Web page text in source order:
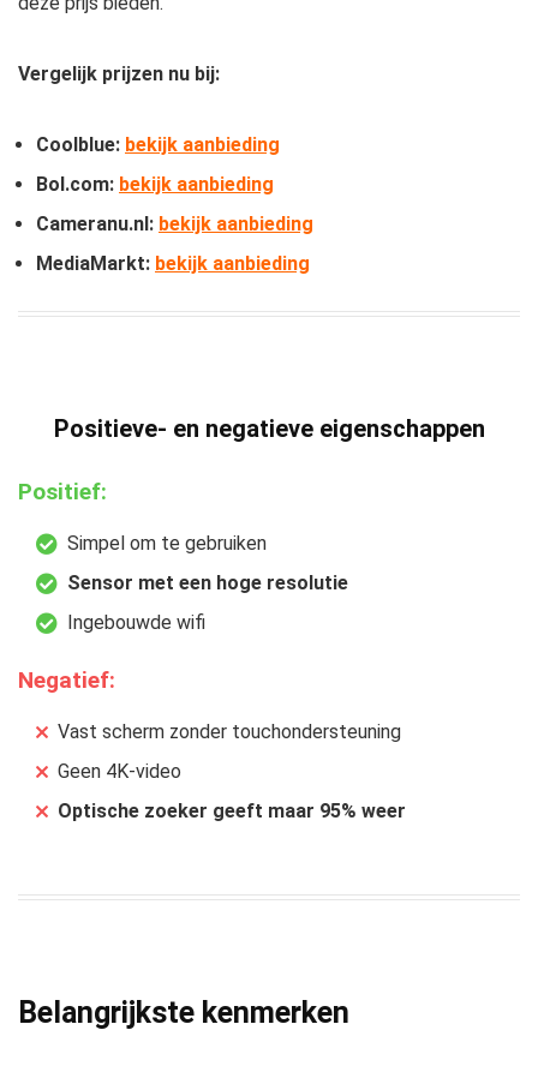
Vergelijk prijzen nu bij:
Coolblue: bekijk aanbieding
Bol.com: bekijk aanbieding
Cameranu.nl: bekijk aanbieding
MediaMarkt: bekijk aanbieding
Positieve- en negatieve eigenschappen
Positief:
Simpel om te gebruiken
Sensor met een hoge resolutie
Ingebouwde wifi
Negatief:
Vast scherm zonder touchondersteuning
Geen 4K-video
Optische zoeker geeft maar 95% weer
Belangrijkste kenmerken